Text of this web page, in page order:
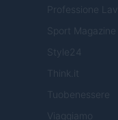
Professione
Sport Magazine
Style24
Think.it
Tuobenessere
Viaggiamo